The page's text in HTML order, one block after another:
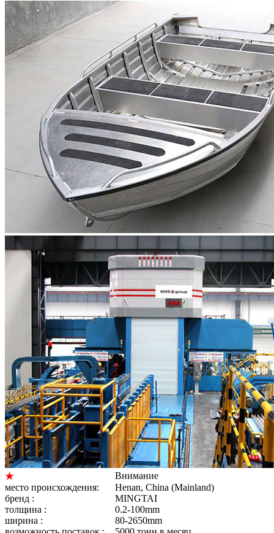
★
Внимание
место происхождения:
Henan, China (Mainland)
бренд :
MINGTAI
толщина :
0.2-100mm
ширина :
80-2650mm